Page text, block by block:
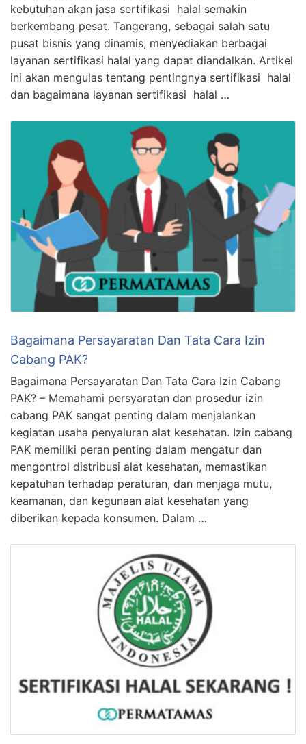
kebutuhan akan jasa sertifikasi halal semakin
berkembang pesat. Tangerang, sebagai salah satu
pusat bisnis yang dinamis, menyediakan berbagai
layanan sertifikasi halal yang dapat diandalkan. Artikel
ini akan mengulas tentang pentingnya sertifikasi halal
dan bagaimana layanan sertifikasi halal …
Bagaimana Persayaratan Dan Tata Cara Izin
Cabang PAK?
Bagaimana Persayaratan Dan Tata Cara Izin Cabang
PAK? – Memahami persyaratan dan prosedur izin
cabang PAK sangat penting dalam menjalankan
kegiatan usaha penyaluran alat kesehatan. Izin cabang
PAK memiliki peran penting dalam mengatur dan
mengontrol distribusi alat kesehatan, memastikan
kepatuhan terhadap peraturan, dan menjaga mutu,
keamanan, dan kegunaan alat kesehatan yang
diberikan kepada konsumen. Dalam …